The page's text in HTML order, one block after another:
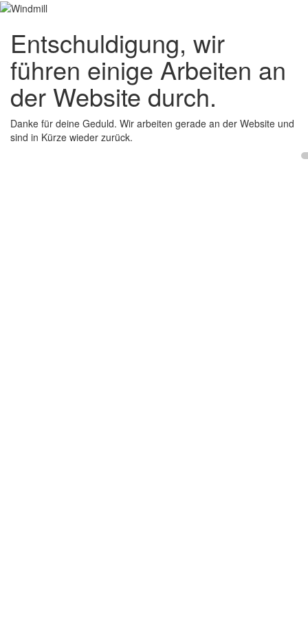
Entschuldigung, wir
führen einige Arbeiten an
der Website durch.
Danke für deine Geduld. Wir arbeiten gerade an der Website und
sind in Kürze wieder zurück.